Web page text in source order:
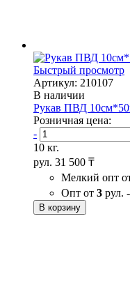
Быстрый просмотр
Артикул: 210107
В наличии
Рукав ПВД
Розничная цена:
-
10 кг.
рул. 31 500 ₸
Мелкий опт
Опт от 3 рул. -
В корзину